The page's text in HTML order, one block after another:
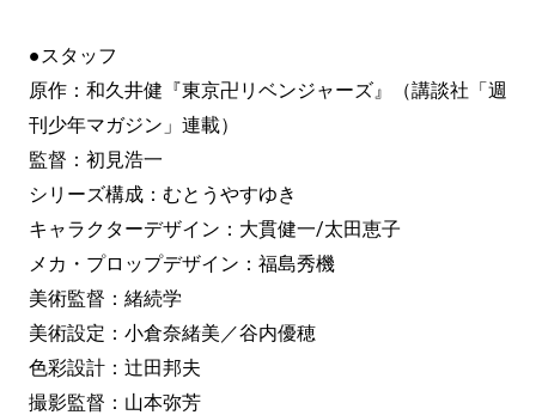
●スタッフ
原作：和久井健『東京卍リベンジャーズ』（講談社「週
刊少年マガジン」連載）
監督：初見浩一
シリーズ構成：むとうやすゆき
キャラクターデザイン：大貫健一/太田恵子
メカ・プロップデザイン：福島秀機
美術監督：緒続学
美術設定：小倉奈緒美／谷内優穂
色彩設計：辻田邦夫
撮影監督：山本弥芳